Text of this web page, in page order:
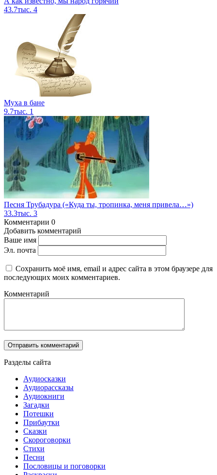
43.7тыс. 4
Муха в бане
9.7тыс. 1
Песня Трубадура («Куда ты, тропинка, меня привела…»)
33.3тыс. 3
Комментарии 0
Добавить комментарий
Ваше имя
Эл. почта
Сохранить моё имя, email и адрес сайта в этом браузере для
последующих моих комментариев.
Комментарий
Разделы сайта
Аудиосказки
Аудиорассказы
Аудиокниги
Загадки
Потешки
Прибаутки
Сказки
Скороговорки
Стихи
Песни
Пословицы и поговорки